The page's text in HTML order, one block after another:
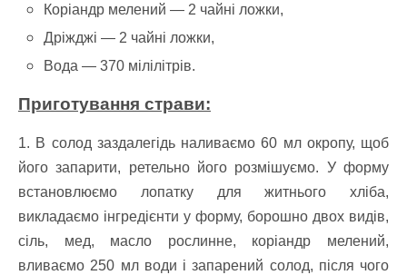
Коріандр мелений — 2 чайні ложки,
Дріжджі — 2 чайні ложки,
Вода — 370 мілілітрів.
Приготування страви:
1. В солод заздалегідь наливаємо 60 мл окропу, щоб
його запарити, ретельно його розмішуємо. У форму
встановлюємо лопатку для житнього хліба,
викладаємо інгредієнти у форму, борошно двох видів,
сіль, мед, масло рослинне, коріандр мелений,
вливаємо 250 мл води і запарений солод, після чого